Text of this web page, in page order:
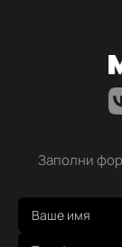
Заполни